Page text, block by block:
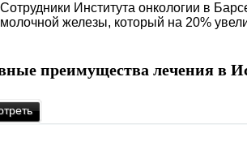
Сотрудники Института онкологии в
молочной железы, который на 20%
преимущества лечения в